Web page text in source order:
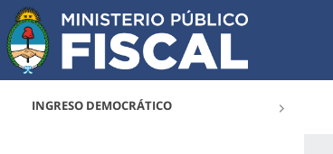
INGRESO DEMOCRÁTICO